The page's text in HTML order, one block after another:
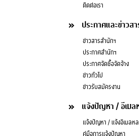
ติดต่อเรา
ประกาศและข่าวส
ข่าวสารสำนักฯ
ประกาศสำนักฯ
ประกาศจัดซื้อจัดจ้าง
ข่าวทั่วไป
ข่าวรับสมัครงาน
แจ้งปัญหา / อีเมล
แจ้งปัญหา / แจ้งอีเมลห
คู่มือการแจ้งปัญหา